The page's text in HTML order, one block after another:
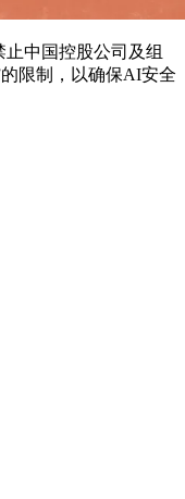
中国控股公司及组
限制，以确保AI安全